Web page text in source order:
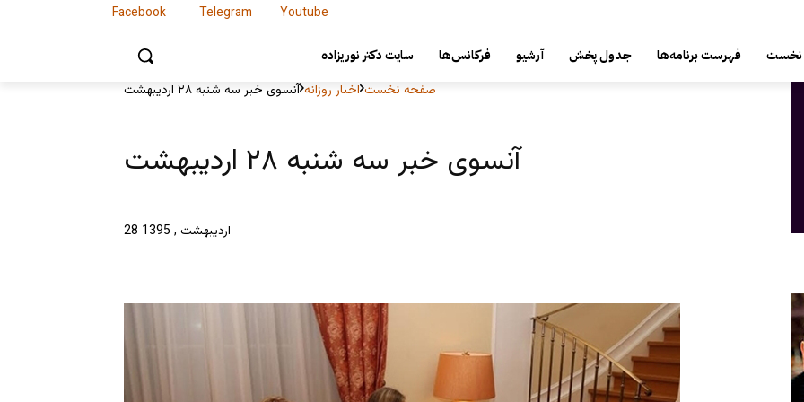
FacebookFacebookTelegramTelegramYoutubeYoutube
فهرست برنامه‌ها جدول پخش آرشیو فرکانس‌ها سایت دکتر نوریزاده
صفحه نخست اخبار روزانه آنسوی خبر سه شنبه ۲۸ اردیبهشت
آنسوی خبر سه شنبه ۲۸ اردیبهشت
28 اردیبهشت , 1395